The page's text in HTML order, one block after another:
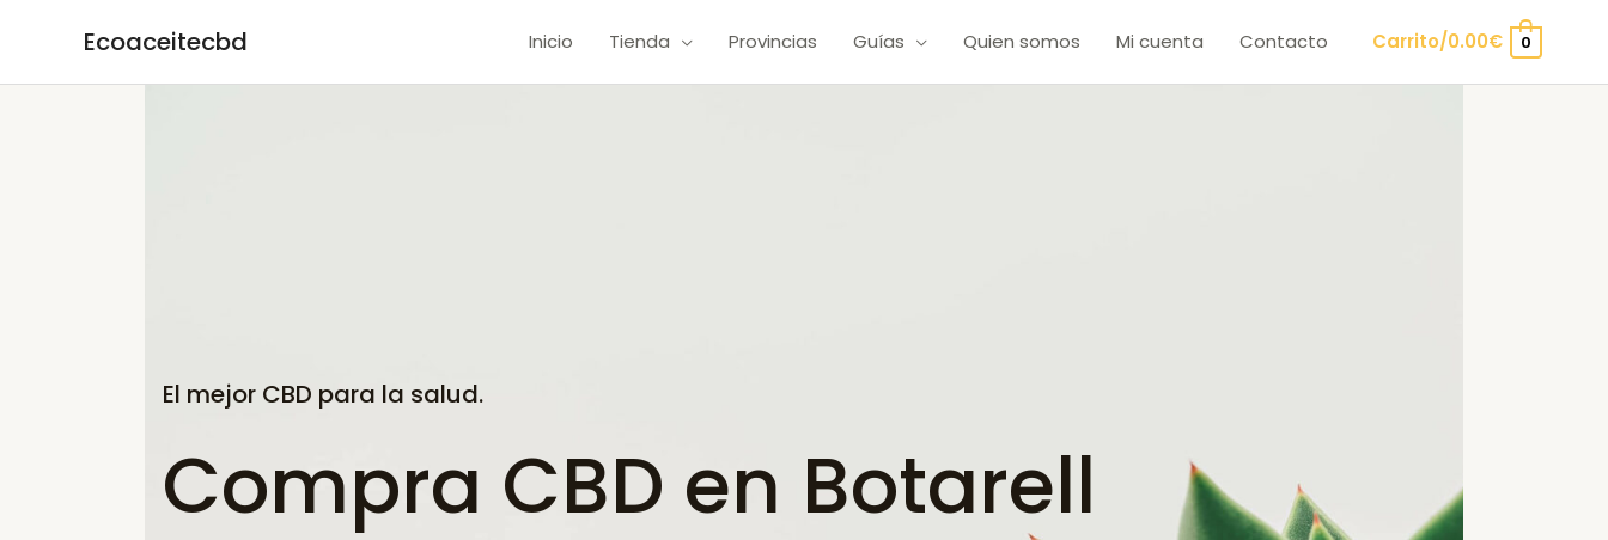
contenido
Ecoaceitecbd Inicio Tienda Provincias Guías Quien somos Mi cuenta Contacto Carrito/0.00€ 0
El mejor CBD para la salud.
Compra CBD en Botarell